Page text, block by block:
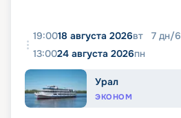
19:0018 августа 2026вт 7 дн/6
13:0024 августа 2026пн
Урал
ЭКОНОМ